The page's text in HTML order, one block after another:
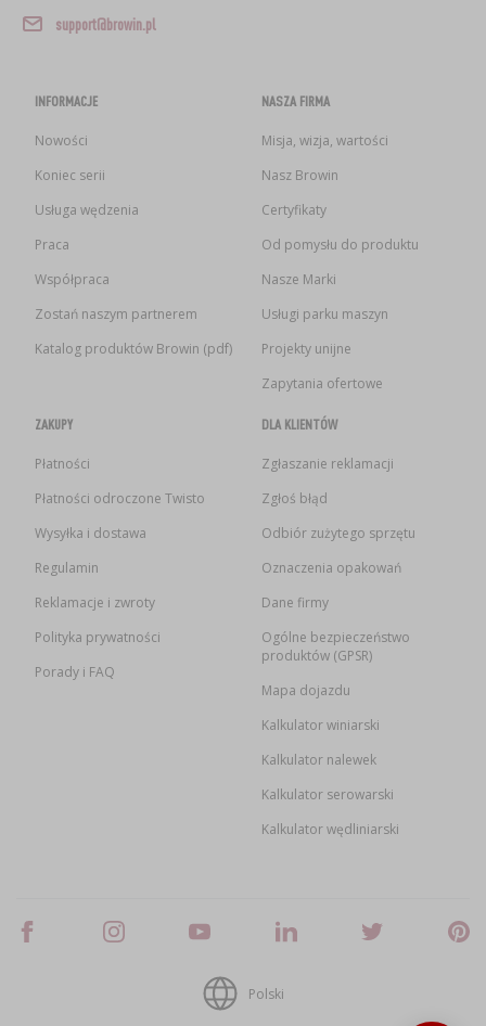
support@browin.pl
INFORMACJE
Nowości
Koniec serii
Usługa wędzenia
Praca
Współpraca
Zostań naszym partnerem
Katalog produktów Browin (pdf)
NASZA FIRMA
Misja, wizja, wartości
Nasz Browin
Certyfikaty
Od pomysłu do produktu
Nasze Marki
Usługi parku maszyn
Projekty unijne
Zapytania ofertowe
ZAKUPY
Płatności
Płatności odroczone Twisto
Wysyłka i dostawa
Regulamin
Reklamacje i zwroty
Polityka prywatności
Porady i FAQ
DLA KLIENTÓW
Zgłaszanie reklamacji
Zgłoś błąd
Odbiór zużytego sprzętu
Oznaczenia opakowań
Dane firmy
Ogólne bezpieczeństwo
produktów (GPSR)
Mapa dojazdu
Kalkulator winiarski
Kalkulator nalewek
Kalkulator serowarski
Kalkulator wędliniarski
Polski